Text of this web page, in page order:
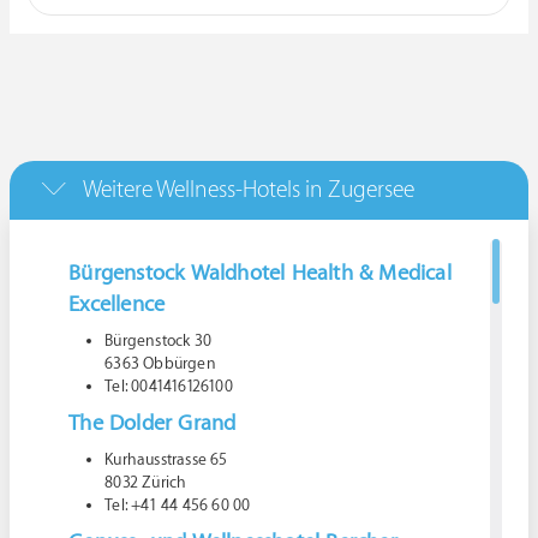
Weitere Wellness-Hotels in Zugersee
Bürgenstock Waldhotel Health & Medical
Excellence
Bürgenstock 30
6363 Obbürgen
Tel: 0041416126100
The Dolder Grand
Kurhausstrasse 65
8032 Zürich
Tel: +41 44 456 60 00